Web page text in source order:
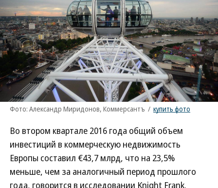
Фото: Александр Миридонов, Коммерсантъ / купить фото
Во втором квартале 2016 года общий объем
инвестиций в коммерческую недвижимость
Европы составил €43,7 млрд, что на 23,5%
меньше, чем за аналогичный период прошлого
года, говорится в исследовании Knight Frank.